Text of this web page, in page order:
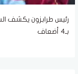
رئيس طرابزون يكشف
بـ4 أضعاف